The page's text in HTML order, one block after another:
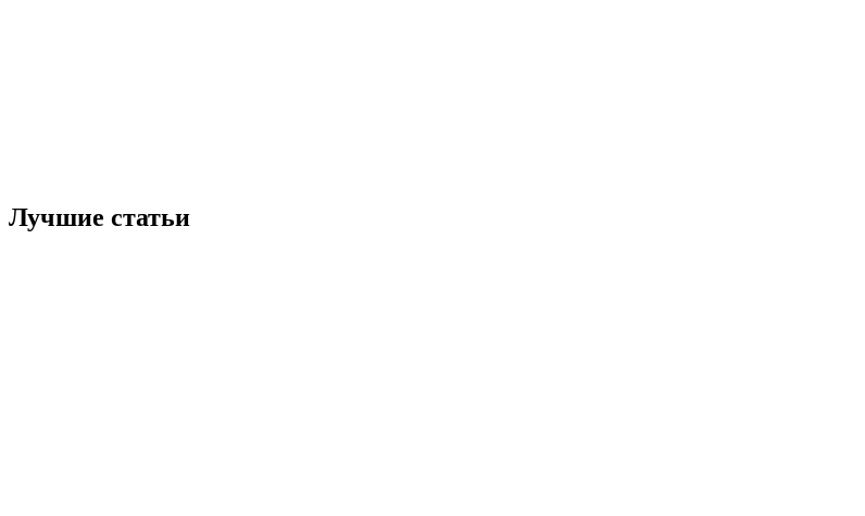
Лучшие статьи